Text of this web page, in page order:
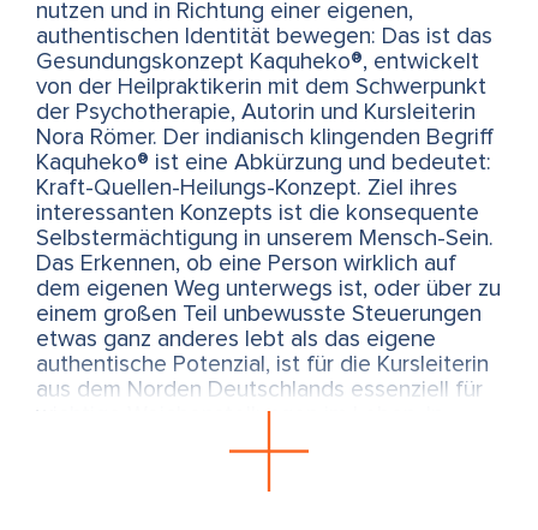
nutzen und in Richtung einer eigenen,
authentischen Identität bewegen: Das ist das
Gesundungskonzept Kaquheko®, entwickelt
von der Heilpraktikerin mit dem Schwerpunkt
der Psychotherapie, Autorin und Kursleiterin
Nora Römer. Der indianisch klingenden Begriff
Kaquheko® ist eine Abkürzung und bedeutet:
Kraft-Quellen-Heilungs-Konzept. Ziel ihres
interessanten Konzepts ist die konsequente
Selbstermächtigung in unserem Mensch-Sein.
Das Erkennen, ob eine Person wirklich auf
dem eigenen Weg unterwegs ist, oder über zu
einem großen Teil unbewusste Steuerungen
etwas ganz anderes lebt als das eigene
authentische Potenzial, ist für die Kursleiterin
aus dem Norden Deutschlands essenziell für
wichtige Weichenstellungen im Leben. In
Juni 2026 gibt sie erste Einblicke in ihr